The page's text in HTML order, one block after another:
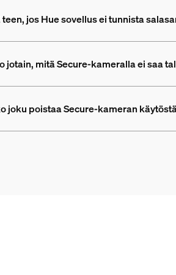
teen, jos Hue sovellus ei tunnista
jotain, mitä Secure-kameralla ei saa
joku poistaa Secure-kameran